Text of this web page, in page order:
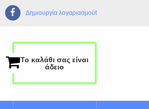
Δημιουργία λογαριασμούt
Το καλάθι σας είναι
άδειο